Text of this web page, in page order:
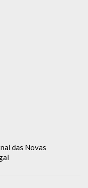
das Novas